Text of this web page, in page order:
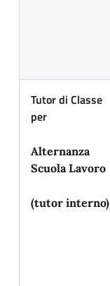
Tutor di Classe
per
Alternanza
Scuola Lavoro
(tutor interno)